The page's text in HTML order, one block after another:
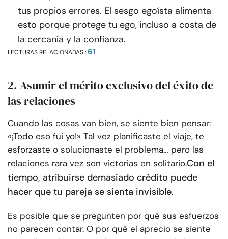
tus propios errores. El sesgo egoísta alimenta
esto porque protege tu ego, incluso a costa de
la cercanía y la confianza.
LECTURAS RELACIONADAS :61
2. Asumir el mérito exclusivo del éxito de
las relaciones
Cuando las cosas van bien, se siente bien pensar:
«¡Todo eso fui yo!» Tal vez planificaste el viaje, te
esforzaste o solucionaste el problema… pero las
relaciones rara vez son victorias en solitario.Con el
tiempo, atribuirse demasiado crédito puede
hacer que tu pareja se sienta invisible.
Es posible que se pregunten por qué sus esfuerzos
no parecen contar. O por qué el aprecio se siente